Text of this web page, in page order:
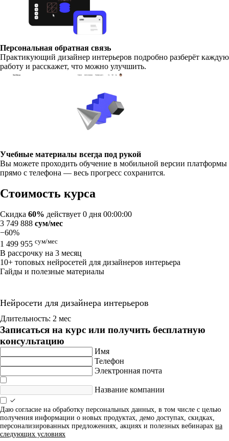
Персональная обратная связь
Практикующий дизайнер интерьеров подробно разберёт каждую
работу и расскажет, что можно улучшить.
Учебные материалы всегда под рукой
Вы можете проходить обучение в мобильной версии платформы
прямо с телефона — весь прогресс сохранится.
Стоимость курса
Скидка 60% действует 0 дня 00:00:00
3 749 888 сум/мес
−60%
1 499 955 сум/мес
В рассрочку на 3 месяц
10+ топовых нейросетей для дизайнеров интерьера
Гайды и полезные материалы
Нейросети для дизайнера интерьеров
Длительность: 2 мес
Записаться на курс или получить бесплатную
консультацию
Имя
Телефон
Электронная почта
Название компании
Даю согласие на обработку персональных данных, в том числе с целью
получения информации о новых продуктах, демо доступах, скидках,
персонализированных предложениях, акциях и полезных вебинарах на
следующих условиях